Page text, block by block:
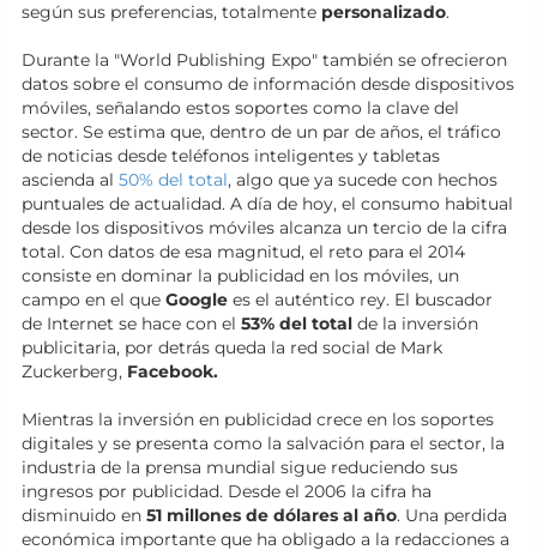
según sus preferencias, totalmente personalizado.
Durante la "World Publishing Expo" también se ofrecieron
datos sobre el consumo de información desde dispositivos
móviles, señalando estos soportes como la clave del
sector. Se estima que, dentro de un par de años, el tráfico
de noticias desde teléfonos inteligentes y tabletas
ascienda al 50% del total, algo que ya sucede con hechos
puntuales de actualidad. A día de hoy, el consumo habitual
desde los dispositivos móviles alcanza un tercio de la cifra
total. Con datos de esa magnitud, el reto para el 2014
consiste en dominar la publicidad en los móviles, un
campo en el que Google es el auténtico rey. El buscador
de Internet se hace con el 53% del total de la inversión
publicitaria, por detrás queda la red social de Mark
Zuckerberg, Facebook.
Mientras la inversión en publicidad crece en los soportes
digitales y se presenta como la salvación para el sector, la
industria de la prensa mundial sigue reduciendo sus
ingresos por publicidad. Desde el 2006 la cifra ha
disminuido en 51 millones de dólares al año. Una perdida
económica importante que ha obligado a la redacciones a